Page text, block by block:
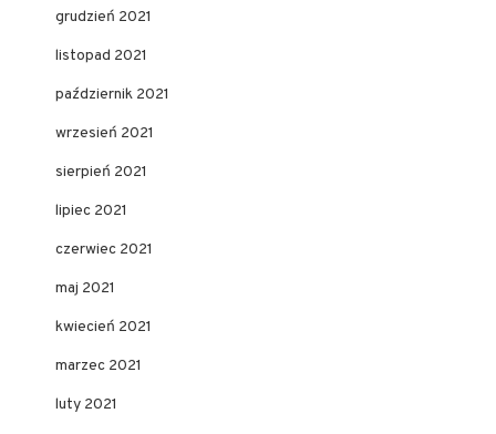
grudzień 2021
listopad 2021
październik 2021
wrzesień 2021
sierpień 2021
lipiec 2021
czerwiec 2021
maj 2021
kwiecień 2021
marzec 2021
luty 2021